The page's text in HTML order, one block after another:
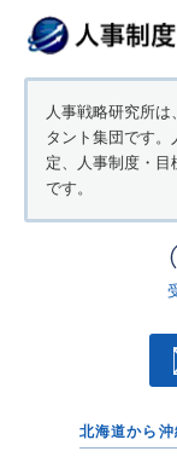
人事戦略研究所
タント集団です。
定、人事制度・
です。
北海道から